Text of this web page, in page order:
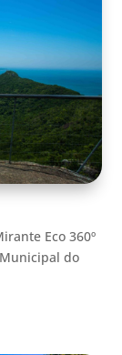
Eco 360º
do